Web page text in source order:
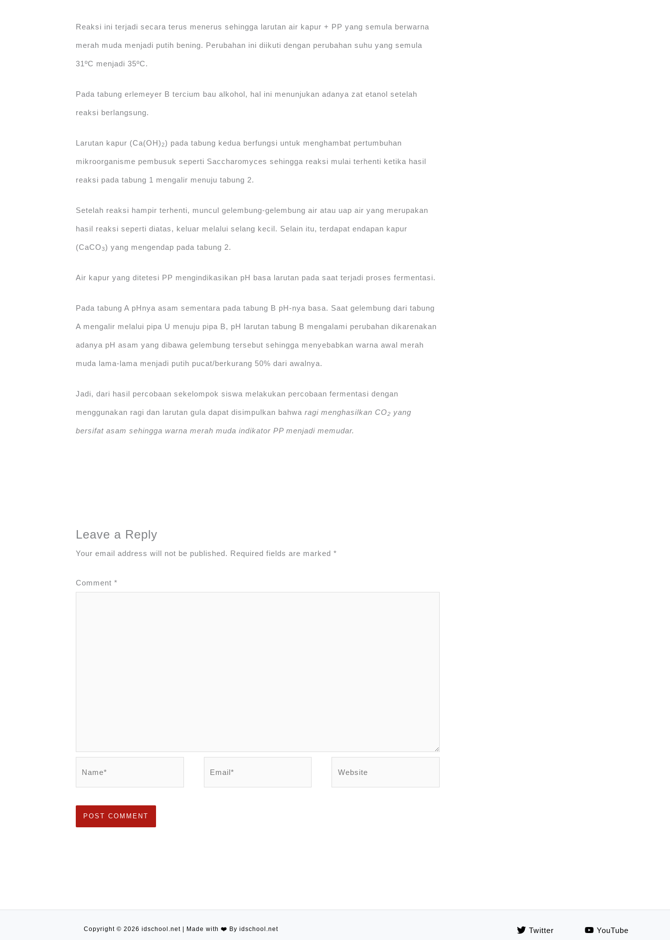
Reaksi ini terjadi secara terus menerus sehingga larutan air kapur + PP yang semula berwarna
merah muda menjadi putih bening. Perubahan ini diikuti dengan perubahan suhu yang semula
31ºC menjadi 35ºC.
Pada tabung erlemeyer B tercium bau alkohol, hal ini menunjukan adanya zat etanol setelah
reaksi berlangsung.
Larutan kapur (Ca(OH)2) pada tabung kedua berfungsi untuk menghambat pertumbuhan
mikroorganisme pembusuk seperti Saccharomyces sehingga reaksi mulai terhenti ketika hasil
reaksi pada tabung 1 mengalir menuju tabung 2.
Setelah reaksi hampir terhenti, muncul gelembung-gelembung air atau uap air yang merupakan
hasil reaksi seperti diatas, keluar melalui selang kecil. Selain itu, terdapat endapan kapur
(CaCO3) yang mengendap pada tabung 2.
Air kapur yang ditetesi PP mengindikasikan pH basa larutan pada saat terjadi proses fermentasi.
Pada tabung A pHnya asam sementara pada tabung B pH-nya basa. Saat gelembung dari tabung
A mengalir melalui pipa U menuju pipa B, pH larutan tabung B mengalami perubahan dikarenakan
adanya pH asam yang dibawa gelembung tersebut sehingga menyebabkan warna awal merah
muda lama-lama menjadi putih pucat/berkurang 50% dari awalnya.
Jadi, dari hasil percobaan sekelompok siswa melakukan percobaan fermentasi dengan
menggunakan ragi dan larutan gula dapat disimpulkan bahwaragi menghasilkan CO2 yang
bersifat asam sehingga warna merah muda indikator PP menjadi memudar.
Leave a Reply
Your email address will not be published. Required fields are marked*
Comment*
Copyright © 2026 idschool.net | Made with ❤️ By idschool.net Twitter YouTube